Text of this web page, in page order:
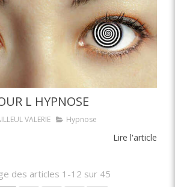
L HYPNOSE
VALERIE Hypnose
Lire l'article
des articles 1-12 sur 45